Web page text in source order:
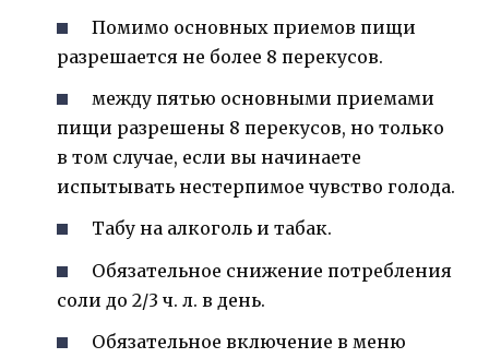
Помимо основных приемов пищи
разрешается не более 8 перекусов.
между пятью основными приемами
пищи разрешены 8 перекусов, но только
в том случае, если вы начинаете
испытывать нестерпимое чувство голода.
Табу на алкоголь и табак.
Обязательное снижение потребления
соли до 2/3 ч. л. в день.
Обязательное включение в меню